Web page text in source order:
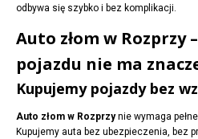
odbywa się szybko i bez komplikacji.
Auto złom w Rozprzy
pojazdu nie ma
Kupujemy pojazdy bez
Auto złom w Rozprzynie wymaga
Kupujemy auta bez ubezpieczenia, bez